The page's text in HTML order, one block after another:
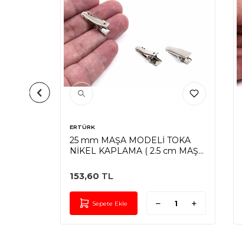
ERTÜRK
25 mm MAŞA MODELİ TOKA
NİKEL KAPLAMA ( 2.5 cm MAŞA
153,60 TL
Sepete Ekle